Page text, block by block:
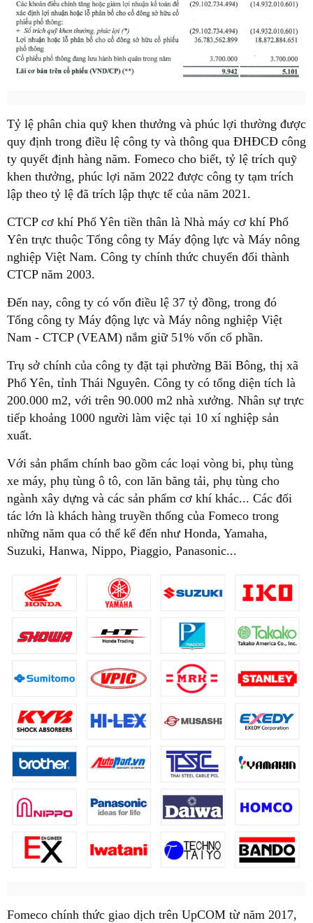
Tỷ lệ phân chia quỹ khen thưởng và phúc lợi thường được
quy định trong điều lệ công ty và thông qua ĐHĐCĐ công
ty quyết định hàng năm. Fomeco cho biết, tỷ lệ trích quỹ
khen thưởng, phúc lợi năm 2022 được công ty tạm trích
lập theo tỷ lệ đã trích lập thực tế của năm 2021.
CTCP cơ khí Phổ Yên tiền thân là Nhà máy cơ khí Phổ
Yên trực thuộc Tổng công ty Máy động lực và Máy nông
nghiệp Việt Nam. Công ty chính thức chuyển đổi thành
CTCP năm 2003.
Đến nay, công ty có vốn điều lệ 37 tỷ đồng, trong đó
Tổng công ty Máy động lực và Máy nông nghiệp Việt
Nam - CTCP (VEAM) nắm giữ 51% vốn cổ phần.
Trụ sở chính của công ty đặt tại phường Bãi Bông, thị xã
Phổ Yên, tỉnh Thái Nguyên. Công ty có tổng diện tích là
200.000 m2, với trên 90.000 m2 nhà xưởng. Nhân sự trực
tiếp khoảng 1000 người làm việc tại 10 xí nghiệp sản
xuất.
Với sản phẩm chính bao gồm các loại vòng bi, phụ tùng
xe máy, phụ tùng ô tô, con lăn băng tải, phụ tùng cho
ngành xây dựng và các sản phẩm cơ khí khác... Các đối
tác lớn là khách hàng truyền thống của Fomeco trong
những năm qua có thể kể đến như Honda, Yamaha,
Suzuki, Hanwa, Nippo, Piaggio, Panasonic...
Fomeco chính thức giao dịch trên UpCOM từ năm 2017,